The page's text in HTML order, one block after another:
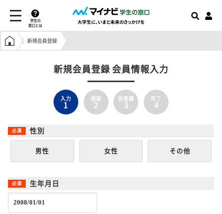
学生の
窓口とは
学生の窓口トップ
新規会員登録
新規会員登録 会員情報入力
入力
1
確認
2
仮登録
3
完了
4
性別
男性 女性 その他
生年月日